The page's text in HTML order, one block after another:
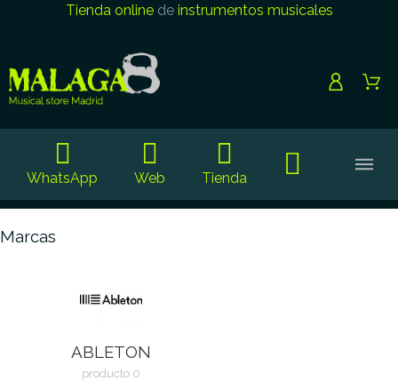
Tienda onlinede instrumentos musicales
WhatsApp Web Tienda
Marcas
ABLETON
producto 0